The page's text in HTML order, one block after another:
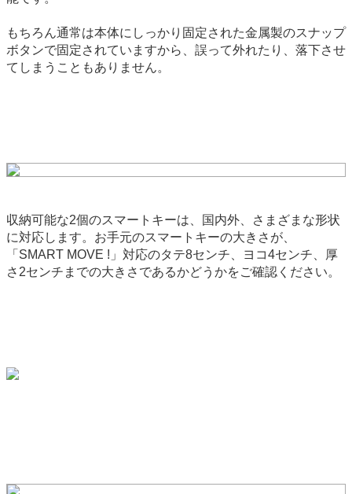
もちろん通常は本体にしっかり固定された金属製のスナップ
ボタンで固定されていますから、誤って外れたり、落下させ
てしまうこともありません。
収納可能な2個のスマートキーは、国内外、さまざまな形状
に対応します。お手元のスマートキーの大きさが、
「SMART MOVE !」対応のタテ8センチ、ヨコ4センチ、厚
さ2センチまでの大きさであるかどうかをご確認ください。